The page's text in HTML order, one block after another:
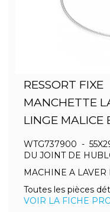
RESSORT FIXE
MANCHETTE
LINGE MALICE
WTG737900 -
DU JOINT DE
MACHINE A LAVER
Toutes les pièces
VOIR LA FICHE